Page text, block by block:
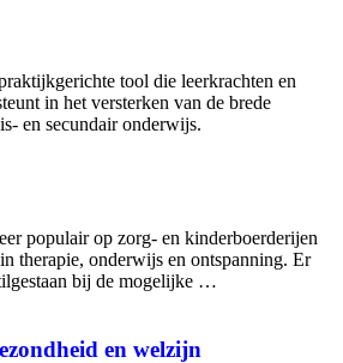
tool die leerkrachten en
in het versterken van de brede
en secundair onderwijs.
populair op zorg- en kinder­boerderijen
therapie, onderwijs en ontspanning. Er
bij de mogelijke …
en welzijn